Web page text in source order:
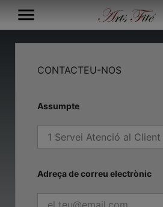

CONTACTEU-NOS
Assumpte
Adreça de correu electrònic